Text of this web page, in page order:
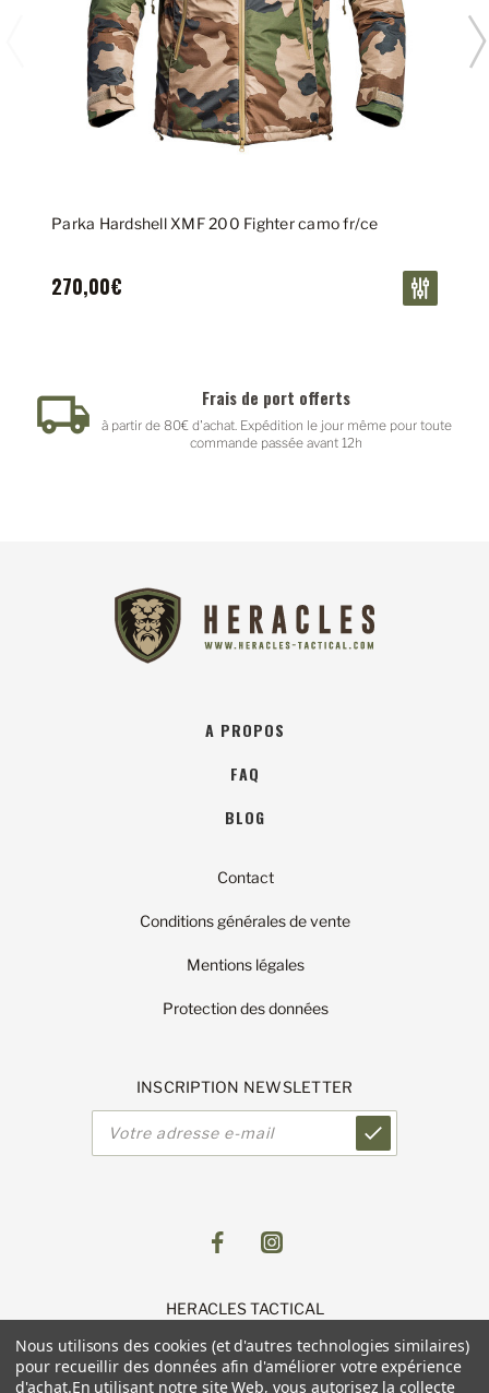
Parka Hardshell XMF 200 Fighter camo fr/ce
270,00€
toute
Paiement sécurisé
Paypal - PayPlug
A PROPOS
FAQ
BLOG
Contact
Conditions générales de vente
Mentions légales
Protection des données
INSCRIPTION NEWSLETTER
HERACLES TACTICAL
11 Parc du Luetzelfeld
67118 GEISPOLSHEIM
Nous utilisons des cookies (et d'autres technologies similaires)
pour recueillir des données afin d'améliorer votre expérience
d'achat.En utilisant notre site Web, vous autorisez la collecte